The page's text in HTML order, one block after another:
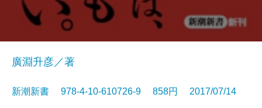
廣淵升彦／著
新潮新書 978-4-10-610726-9 858円 2017/07/14